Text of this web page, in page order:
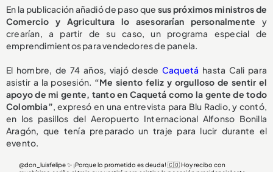
En la publicación añadió de paso que sus próximos ministros de
Comercio y Agricultura lo asesorarían personalmente y
crearían, a partir de su caso, un programa especial de
emprendimientos para vendedores de panela.
El hombre, de 74 años, viajó desdeCaquetá hasta Cali para
asistir a la posesión. “Me siento feliz y orgulloso de sentir el
apoyo de mi gente, tanto en Caquetá como la gente de todo
Colombia”, expresó en una entrevista para Blu Radio, y contó,
en los pasillos del Aeropuerto Internacional Alfonso Bonilla
Aragón, que tenía preparado un traje para lucir durante el
evento.
@don_luisfelipe✨ ¡Porque lo prometido es deuda! 🇨🇴 Hoy recibo con